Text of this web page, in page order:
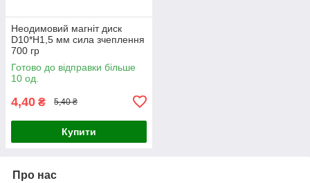
Неодимовий магніт диск
D10*H1,5 мм сила зчеплення
700 гр
Готово до відправки більше
10 од.
4,40 ₴ 5,40 ₴
Купити
Про нас